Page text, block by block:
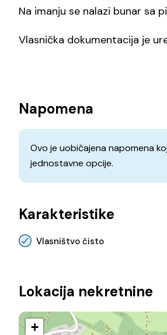
Na imanju se nalazi bunar sa
Vlasnička dokumentacija je
Napomena
Ovo je uobičajena napomena
jednostavne opcije.
Karakteristike
Vlasništvo čisto
Lokacija nekretnine
+